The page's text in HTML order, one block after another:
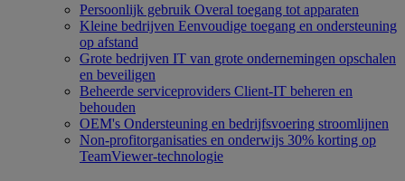
Persoonlijk gebruik Overal toegang tot apparaten
Kleine bedrijven Eenvoudige toegang en ondersteuning
op afstand
Grote bedrijven IT van grote ondernemingen opschalen
en beveiligen
Beheerde serviceproviders Client-IT beheren en
behouden
OEM's Ondersteuning en bedrijfsvoering stroomlijnen
Non-profitorganisaties en onderwijs 30% korting op
TeamViewer-technologie